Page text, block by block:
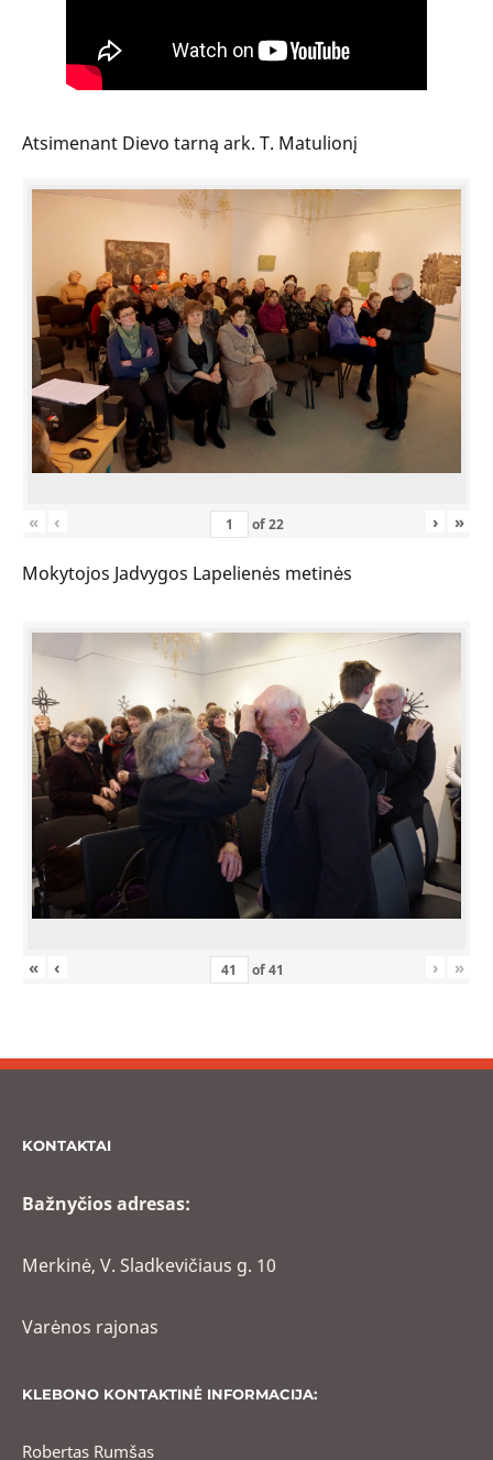
Atsimenant Dievo tarną ark. T. Matulionį
« ‹ of22 › »
Mokytojos Jadvygos Lapelienės metinės
« ‹ of41 › »
KONTAKTAI
Bažnyčios adresas:
Merkinė, V. Sladkevičiaus g. 10
Varėnos rajonas
KLEBONO KONTAKTINĖ INFORMACIJA:
Robertas Rumšas